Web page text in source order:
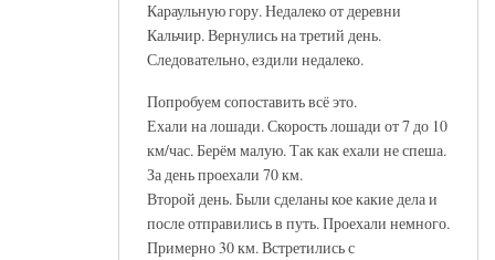
Караульную гору. Недалеко от деревни
Кальчир. Вернулись на третий день.
Следовательно, ездили недалеко.
Попробуем сопоставить всё это.
Ехали на лошади. Скорость лошади от 7 до 10
км/час. Берём малую. Так как ехали не спеша.
За день проехали 70 км.
Второй день. Были сделаны кое какие дела и
после отправились в путь. Проехали немного.
Примерно 30 км. Встретились с